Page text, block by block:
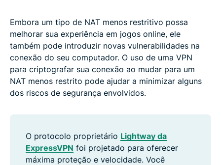
Embora um tipo de NAT menos restritivo possa
melhorar sua experiência em jogos online, ele
também pode introduzir novas vulnerabilidades na
conexão do seu computador. O uso de uma VPN
para criptografar sua conexão ao mudar para um
NAT menos restrito pode ajudar a minimizar alguns
dos riscos de segurança envolvidos.
O protocolo proprietário Lightway da
ExpressVPN foi projetado para oferecer
máxima proteção e velocidade. Você